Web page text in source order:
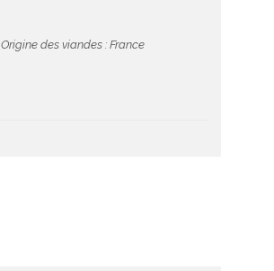
Origine des viandes : France